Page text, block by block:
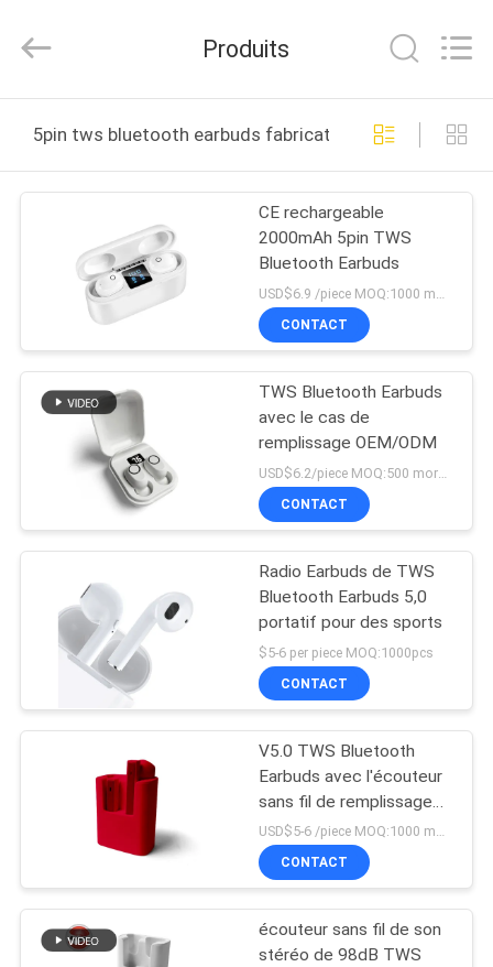
PRODUITS
SUJET
NOUS
VISITE
D'USINE
CONTRÔLE
QUALITÉ
CONTACTEZ-
NOUS
DEMANDEZ
PLAN
Electronics
Co,ltd.
Reserved.
Produits
5pin tws bluetooth earbuds fabrication en ligne
CE rechargeable
2000mAh 5pin TWS
Bluetooth Earbuds
USD$6.9 /piece MOQ:1000 morceaux par articles
CONTACT
TWS Bluetooth Earbuds
avec le cas de
remplissage OEM/ODM
CONTACT
Radio Earbuds de TWS
Bluetooth Earbuds 5,0
portatif pour des sports
$5-6 per piece MOQ:1000pcs
CONTACT
V5.0 TWS Bluetooth
Earbuds avec l'écouteur
sans fil de remplissage
des cas TWS
USD$5-6 /piece MOQ:1000 morceaux par articles
CONTACT
écouteur sans fil de son
stéréo de 98dB TWS